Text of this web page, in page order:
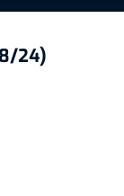
24)